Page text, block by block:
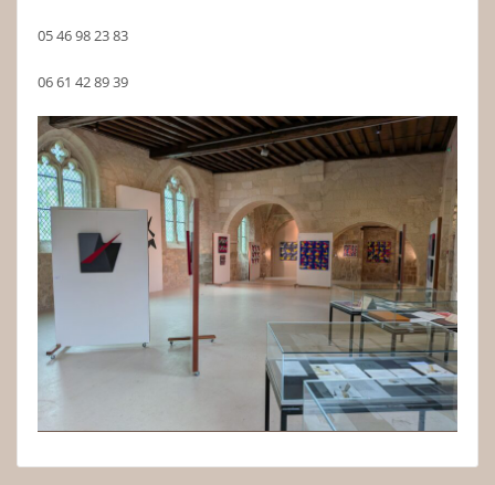
05 46 98 23 83
06 61 42 89 39